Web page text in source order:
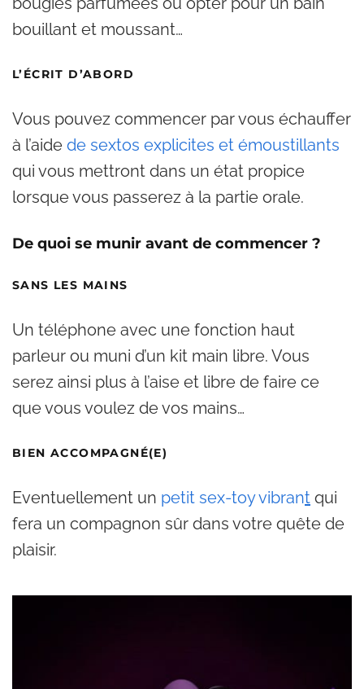
bouillant et moussant…
L’ÉCRIT D’ABORD
Vous pouvez commencer par vous échauffer
à l’aide de sextos explicites et émoustillants
qui vous mettront dans un état propice
lorsque vous passerez à la partie orale.
De quoi se munir avant de commencer ?
SANS LES MAINS
Un téléphone avec une fonction haut
parleur ou muni d’un kit main libre. Vous
serez ainsi plus à l’aise et libre de faire ce
que vous voulez de vos mains…
BIEN ACCOMPAGNÉ(E)
Eventuellement un petit sex-toy vibrant qui
fera un compagnon sûr dans votre quête de
plaisir.